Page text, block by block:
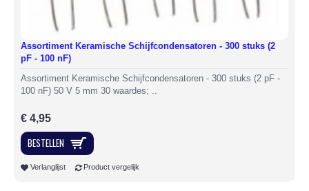
Assortiment Keramische Schijfcondensatoren - 300 stuks (2
pF - 100 nF)
Assortiment Keramische Schijfcondensatoren - 300 stuks (2 pF -
100 nF) 50 V 5 mm 30 waardes; ..
€ 4,95
BESTELLEN
Verlanglijst Product vergelijk